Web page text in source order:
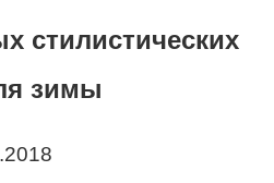
стилистических
зимы